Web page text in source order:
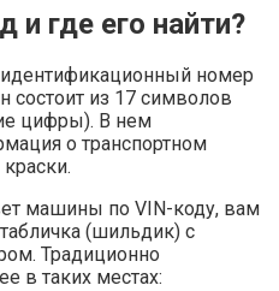
и где его найти?
номер
состоит из 17 символов
цифры). В нем
о транспортном
машины по VIN-коду, вам
(шильдик) с
Традиционно
в таких местах: